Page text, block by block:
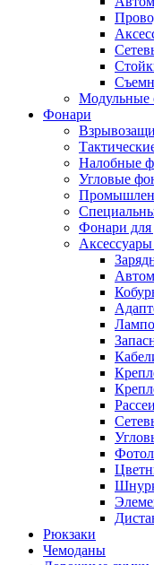
Модульные
Фонари
Налобные
Угловые
Фонари для
Рюкзаки
Чемоданы